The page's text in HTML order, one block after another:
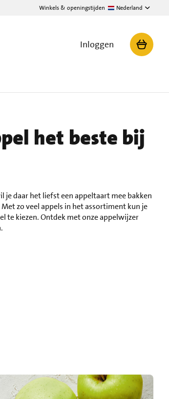
Winkels & openingstijden Nederland
Inloggen
het beste bij
je daar het liefst een appeltaart mee bakken
zo veel appels in het assortiment kun je
te kiezen. Ontdek met onze appelwijzer